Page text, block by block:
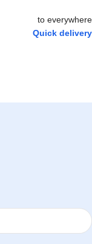
to everywhere
Quick delivery